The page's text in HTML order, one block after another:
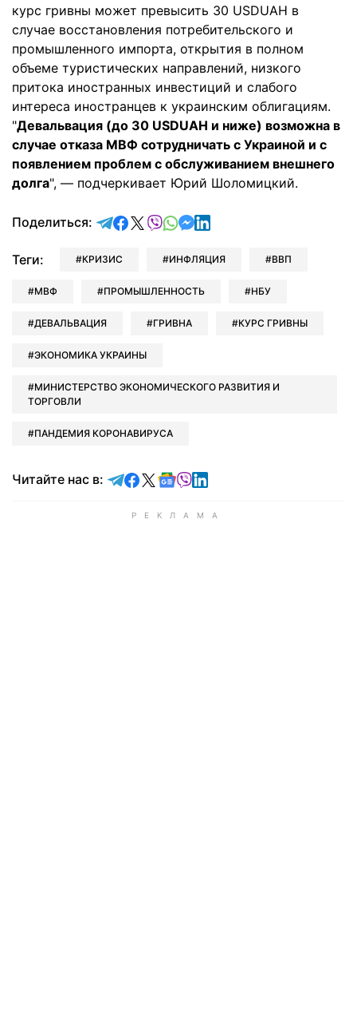
курс гривны может превысить 30 USDUAH в
случае восстановления потребительского и
промышленного импорта, открытия в полном
объеме туристических направлений, низкого
притока иностранных инвестиций и слабого
интереса иностранцев к украинским облигациям.
"Девальвация (до 30 USDUAH и ниже) возможна в
случае отказа МВФ сотрудничать с Украиной и с
появлением проблем с обслуживанием внешнего
долга", — подчеркивает Юрий Шоломицкий.
Поделиться: отправить в Telegram
поделиться в Facebook
поделиться в X
отправить в Viber
отправить в Whatsapp
отправить в Messenger
отправить в LinkedIn
Теги: КРИЗИС ИНФЛЯЦИЯ ВВП
МВФ ПРОМЫШЛЕННОСТЬ НБУ
ДЕВАЛЬВАЦИЯ ГРИВНА КУРС ГРИВНЫ
ЭКОНОМИКА УКРАИНЫ
МИНИСТЕРСТВО ЭКОНОМИЧЕСКОГО РАЗВИТИЯ И
ТОРГОВЛИ
ПАНДЕМИЯ КОРОНАВИРУСА
Читайте нас в: Читайте в Telegram
Читайте в Facebook
Читайте в X
Читайте в Google news
Читайте в Viber
Читайте в LinkedIn